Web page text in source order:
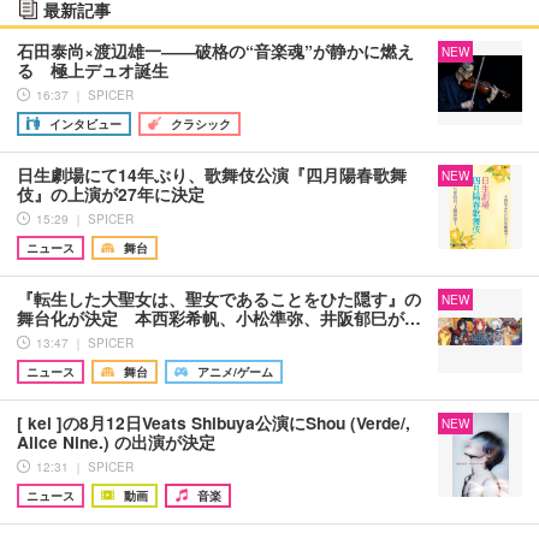
最新記事
石田泰尚×渡辺雄一――破格の“音楽魂”が静かに燃え
る 極上デュオ誕生
16:37 ｜ SPICER
インタビュー
クラシック
NEW
日生劇場にて14年ぶり、歌舞伎公演『四月陽春歌舞
伎』の上演が27年に決定
15:29 ｜ SPICER
ニュース
舞台
NEW
『転生した大聖女は、聖女であることをひた隠す』の
舞台化が決定 本西彩希帆、小松準弥、井阪郁巳が…
13:47 ｜ SPICER
ニュース
舞台 アニメ/ゲーム
NEW
[ kei ]の8月12日Veats Shibuya公演にShou (Verde/,
Alice Nine.) の出演が決定
12:31 ｜ SPICER
ニュース
動画 音楽
NEW